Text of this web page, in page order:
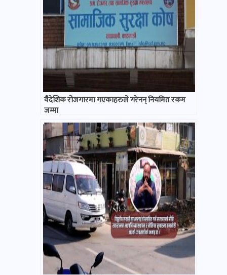
वैदेशिक रोजगारमा गएकाहरुले गरेनन् नियमित रकम
जम्मा